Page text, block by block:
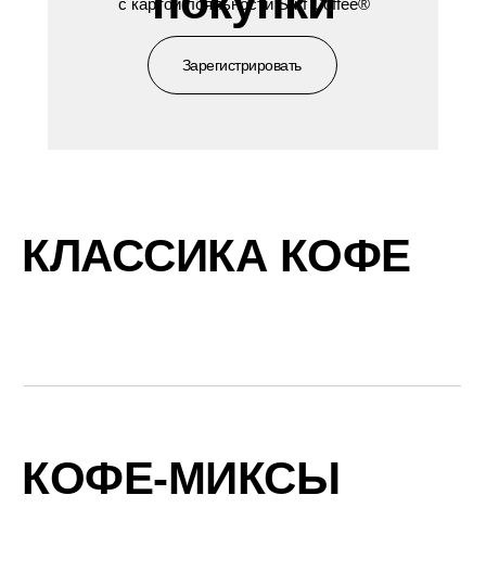
Зарегистрировать
с картой лояльности Surf Coffee®
КЛАССИКА КОФЕ
КОФЕ-МИКСЫ